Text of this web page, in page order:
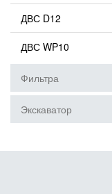
ДВС D12
ДВС WP10
Фильтра
Экскаватор